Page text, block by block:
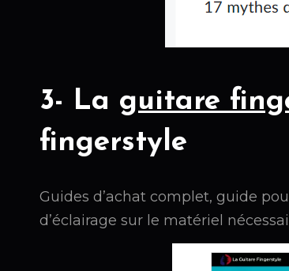
3- La guitare
fingerstyle
Guides d’achat complet, guide
d’éclairage sur le matériel